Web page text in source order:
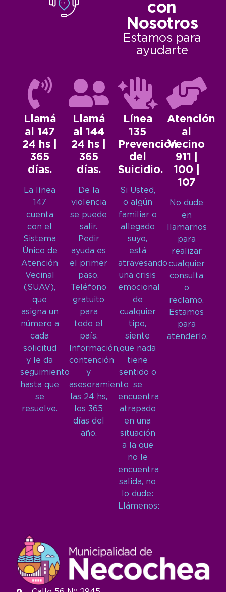
con
Nosotros
Estamos para
ayudarte
Llamá
al 147
24 hs |
365
días.
La línea
147
cuenta
con el
Sistema
Único de
Atención
Vecinal
(SUAV),
que
asigna un
número a
cada
solicitud
y le da
seguimiento
hasta que
se
resuelve.
Llamá
al 144
24 hs |
365
días.
De la
violencia
se puede
salir.
Pedir
ayuda es
el primer
paso.
Teléfono
gratuito
para
todo el
país.
Información,
contención
y
asesoramiento
las 24 hs,
los 365
días del
año.
Línea
135
Prevención
del
Suicidio.
Si Usted,
o algún
familiar o
allegado
suyo,
está
atravesando
una crisis
emocional
de
cualquier
tipo,
siente
que nada
tiene
sentido o
se
encuentra
atrapado
en una
situación
a la que
no le
encuentra
salida, no
lo dude:
Llámenos:
Atención
al
Vecino
911 |
100 |
107
No dude
en
llamarnos
para
realizar
cualquier
consulta
o
reclamo.
Estamos
para
atenderlo.